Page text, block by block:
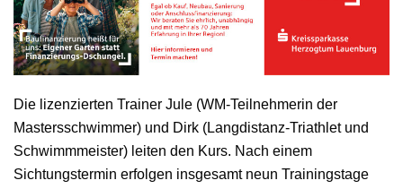
Die lizenzierten Trainer Jule (WM-Teilnehmerin der
Mastersschwimmer) und Dirk (Langdistanz-Triathlet und
Schwimmmeister) leiten den Kurs. Nach einem
Sichtungstermin erfolgen insgesamt neun Trainingstage